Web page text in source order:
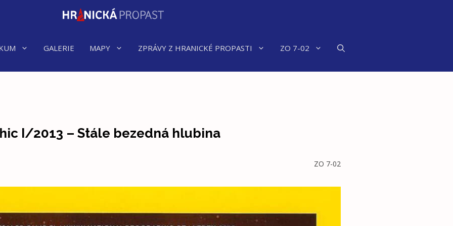
GALERIE MAPY ZPRÁVY Z HRANICKÉ PROPASTI ZO 7-02
I/2013 – Stále bezedná hlubina
ZO 7-02